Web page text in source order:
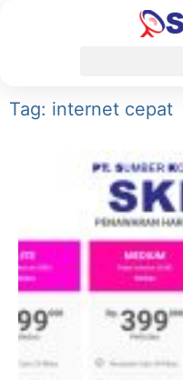
Tag: internet cepat